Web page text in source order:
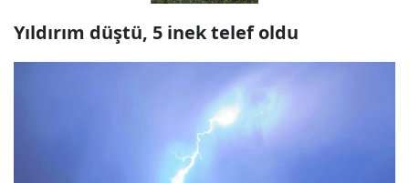
Yıldırım düştü, 5 inek telef oldu